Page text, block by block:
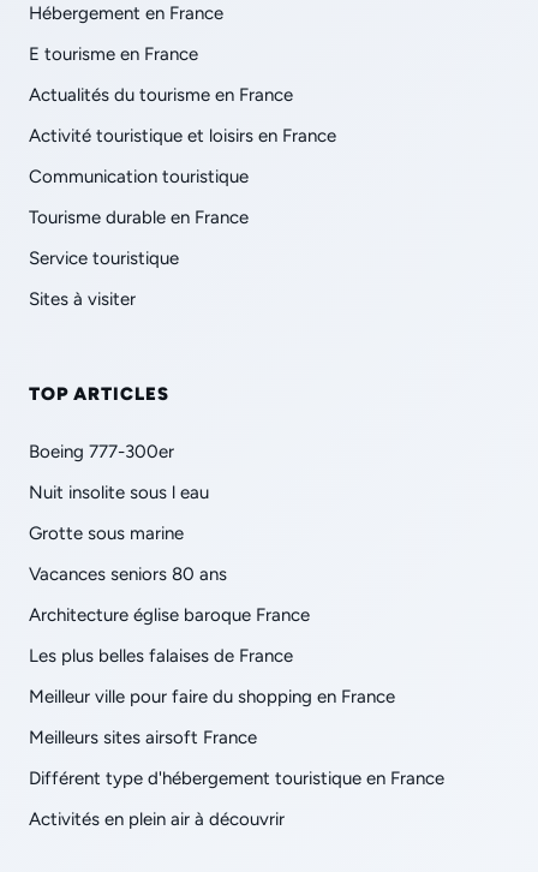
Hébergement en France
E tourisme en France
Actualités du tourisme en France
Activité touristique et loisirs en France
Communication touristique
Tourisme durable en France
Service touristique
Sites à visiter
TOP ARTICLES
Boeing 777-300er
Nuit insolite sous l eau
Grotte sous marine
Vacances seniors 80 ans
Architecture église baroque France
Les plus belles falaises de France
Meilleur ville pour faire du shopping en France
Meilleurs sites airsoft France
Différent type d'hébergement touristique en France
Activités en plein air à découvrir